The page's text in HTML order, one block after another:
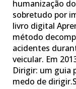
humanização
sobretudo por
livro digital
método
acidentes
veicular. Em
Dirigir: um guia
medo de